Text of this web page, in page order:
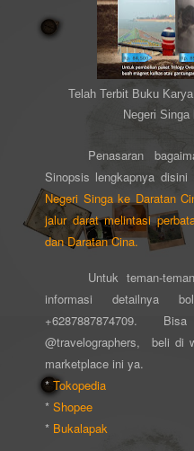
Telah Terbit Buku
Negeri Singa
Penasaran
Sinopsis lengkapnya disini
Negeri Singa ke Daratan
jalur darat melintasi
dan Daratan Cina.
Untuk teman-
informasi detailnya
+6287887874709.
@travelographers, beli di
marketplace ini ya.
* Tokopedia
* Shopee
* Bukalapak